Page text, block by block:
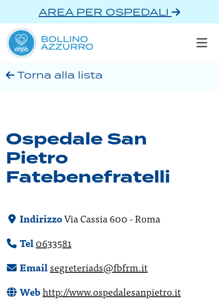
AREA PER OSPEDALI
Torna alla lista
Ospedale San
Pietro
Fatebenefratelli
IndirizzoVia Cassia 600 - Roma
Tel0633581
Emailsegreteriads@fbfrm.it
Web http://www.ospedalesanpietro.it